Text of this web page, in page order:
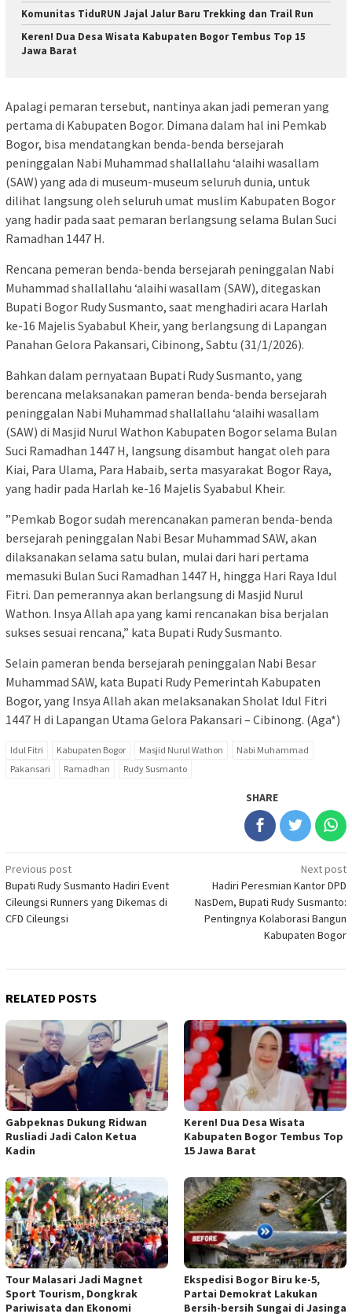
Komunitas TiduRUN Jajal Jalur Baru Trekking dan Trail Run
Keren! Dua Desa Wisata Kabupaten Bogor Tembus Top 15
Jawa Barat
Apalagi pemaran tersebut, nantinya akan jadi pemeran yang
pertama di Kabupaten Bogor. Dimana dalam hal ini Pemkab
Bogor, bisa mendatangkan benda-benda bersejarah
peninggalan Nabi Muhammad shallallahu ‘alaihi wasallam
(SAW) yang ada di museum-museum seluruh dunia, untuk
dilihat langsung oleh seluruh umat muslim Kabupaten Bogor
yang hadir pada saat pemaran berlangsung selama Bulan Suci
Ramadhan 1447 H.
Rencana pemeran benda-benda bersejarah peninggalan Nabi
Muhammad shallallahu ‘alaihi wasallam (SAW), ditegaskan
Bupati Bogor Rudy Susmanto, saat menghadiri acara Harlah
ke-16 Majelis Syababul Kheir, yang berlangsung di Lapangan
Panahan Gelora Pakansari, Cibinong, Sabtu (31/1/2026).
Bahkan dalam pernyataan Bupati Rudy Susmanto, yang
berencana melaksanakan pameran benda-benda bersejarah
peninggalan Nabi Muhammad shallallahu ‘alaihi wasallam
(SAW) di Masjid Nurul Wathon Kabupaten Bogor selama Bulan
Suci Ramadhan 1447 H, langsung disambut hangat oleh para
Kiai, Para Ulama, Para Habaib, serta masyarakat Bogor Raya,
yang hadir pada Harlah ke-16 Majelis Syababul Kheir.
”Pemkab Bogor sudah merencanakan pameran benda-benda
bersejarah peninggalan Nabi Besar Muhammad SAW, akan
dilaksanakan selama satu bulan, mulai dari hari pertama
memasuki Bulan Suci Ramadhan 1447 H, hingga Hari Raya Idul
Fitri. Dan pemerannya akan berlangsung di Masjid Nurul
Wathon. Insya Allah apa yang kami rencanakan bisa berjalan
sukses sesuai rencana,” kata Bupati Rudy Susmanto.
Selain pameran benda bersejarah peninggalan Nabi Besar
Muhammad SAW, kata Bupati Rudy Pemerintah Kabupaten
Bogor, yang Insya Allah akan melaksanakan Sholat Idul Fitri
1447 H di Lapangan Utama Gelora Pakansari – Cibinong. (Aga*)
Idul Fitri Kabupaten Bogor Masjid Nurul Wathon
Nabi Muhammad
Pakansari
Ramadhan Rudy Susmanto
SHARE
Post
navigation
Previous post
Bupati Rudy Susmanto Hadiri Event
Cileungsi Runners yang Dikemas di
CFD Cileungsi
Next post
Hadiri Peresmian Kantor DPD
NasDem, Bupati Rudy Susmanto:
Pentingnya Kolaborasi Bangun
Kabupaten Bogor
RELATED POSTS
Gabpeknas Dukung Ridwan
Rusliadi Jadi Calon Ketua
Kadin
Keren! Dua Desa Wisata
Kabupaten Bogor Tembus Top
15 Jawa Barat
Tour Malasari Jadi Magnet
Sport Tourism, Dongkrak
Pariwisata dan Ekonomi
Ekspedisi Bogor Biru ke-5,
Partai Demokrat Lakukan
Bersih-bersih Sungai di Jasinga